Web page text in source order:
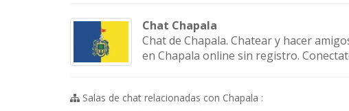
Chat Chapala
Chat de Chapala. Chatear y hacer
en Chapala online sin registro.
Salas de chat relacionadas con Chapala :